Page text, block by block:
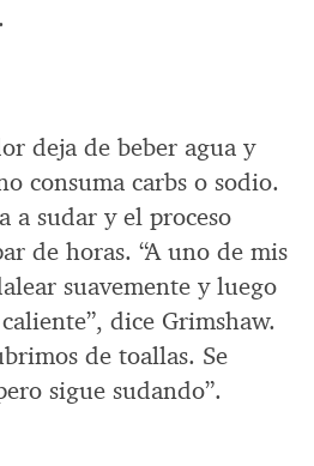
deja de beber agua y
consuma carbs o sodio.
a sudar y el proceso
de horas. “A uno de mis
suavemente y luego
dice Grimshaw.
de toallas. Se
sigue sudando”.